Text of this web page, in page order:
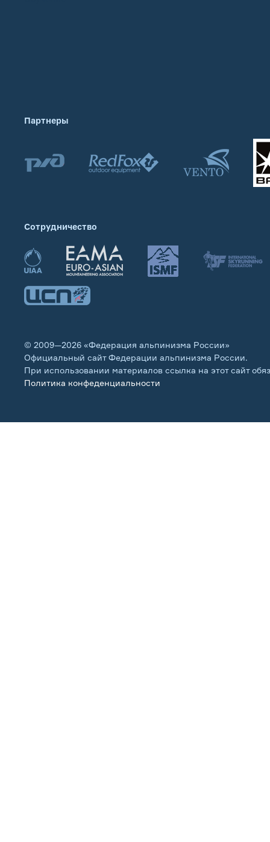
Партнеры
Сотрудничество
© 2009—2026 «Федерация альпинизма России»
Официальный сайт Федерации альпинизма России.
При использовании материалов ссылка на этот сайт
Политика конфеденциальности